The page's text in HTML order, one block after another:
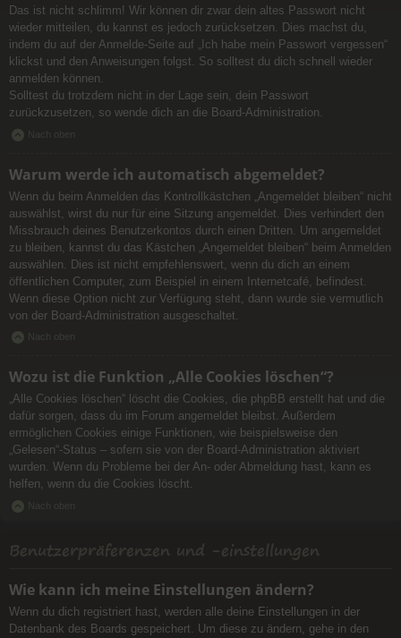
Das ist nicht schlimm! Wir können dir zwar dein altes Passwort nicht
wieder mitteilen, du kannst es jedoch zurücksetzen. Dies machst du,
indem du auf der Anmelde-Seite auf „Ich habe mein Passwort vergessen“
klickst und den Anweisungen folgst. So solltest du dich schnell wieder
anmelden können.
Solltest du trotzdem nicht in der Lage sein, dein Passwort
zurückzusetzen, so wende dich an die Board-Administration.
Nach oben
Warum werde ich automatisch abgemeldet?
Wenn du beim Anmelden das Kontrollkästchen „Angemeldet bleiben“ nicht
auswählst, wirst du nur für eine Sitzung angemeldet. Dies verhindert den
Missbrauch deines Benutzerkontos durch einen Dritten. Um angemeldet
zu bleiben, kannst du das Kästchen „Angemeldet bleiben“ beim Anmelden
auswählen. Dies ist nicht empfehlenswert, wenn du dich an einem
öffentlichen Computer, zum Beispiel in einem Internetcafé, befindest.
Wenn diese Option nicht zur Verfügung steht, dann wurde sie vermutlich
von der Board-Administration ausgeschaltet.
Nach oben
Wozu ist die Funktion „Alle Cookies löschen“?
„Alle Cookies löschen“ löscht die Cookies, die phpBB erstellt hat und die
dafür sorgen, dass du im Forum angemeldet bleibst. Außerdem
ermöglichen Cookies einige Funktionen, wie beispielsweise den
„Gelesen“-Status – sofern sie von der Board-Administration aktiviert
wurden. Wenn du Probleme bei der An- oder Abmeldung hast, kann es
helfen, wenn du die Cookies löscht.
Nach oben
Benutzerpräferenzen und -einstellungen
Wie kann ich meine Einstellungen ändern?
Wenn du dich registriert hast, werden alle deine Einstellungen in der
Datenbank des Boards gespeichert. Um diese zu ändern, gehe in den